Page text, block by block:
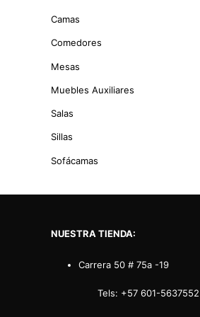
m
Camas
Comedores
Mesas
Muebles Auxiliares
Salas
Sillas
Sofácamas
NUESTRA TIENDA:
Carrera 50 # 75a -19
Tels: +57 601-5637552